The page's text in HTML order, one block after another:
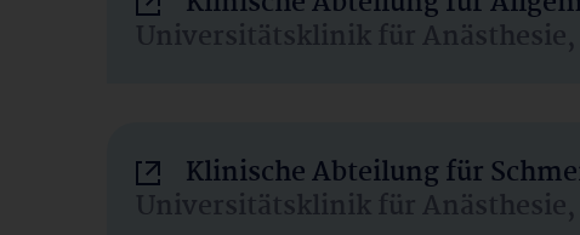
Universitätsklinik für
Klinische Abteilung für
Universitätsklinik für